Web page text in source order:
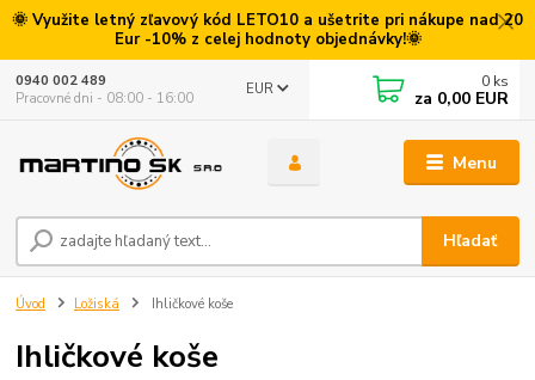
🌞 Využite letný zľavový kód LETO10 a ušetrite pri nákupe nad 20
Eur -10% z celej hodnoty objednávky!🌞
Menu
EUR
Hľadať
0940 002 489
Pracovné dni - 08:00 - 16:00
0 ks
za 0,00 EUR
Úvod Ložiská Ihličkové koše
Ihličkové koše